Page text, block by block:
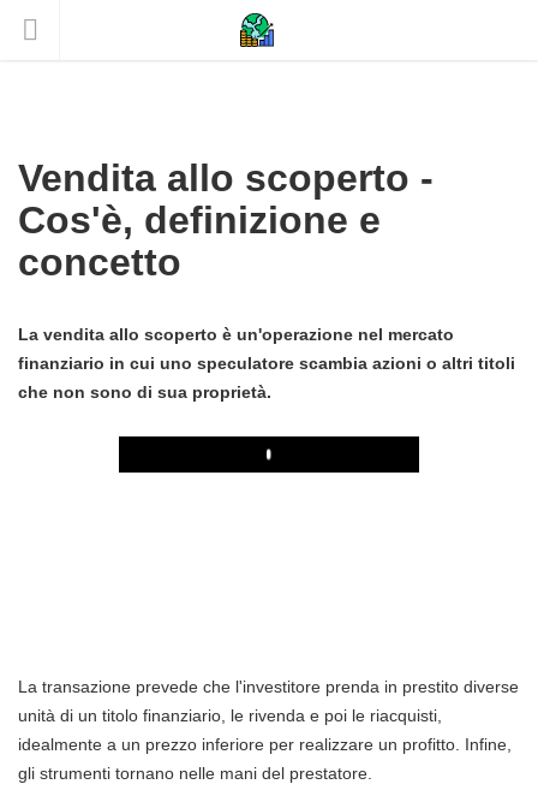
Vendita allo scoperto -
Cos'è, definizione e
concetto
La vendita allo scoperto è un'operazione nel mercato
finanziario in cui uno speculatore scambia azioni o altri titoli
che non sono di sua proprietà.
Play
La transazione prevede che l'investitore prenda in prestito diverse
unità di un titolo finanziario, le rivenda e poi le riacquisti,
idealmente a un prezzo inferiore per realizzare un profitto. Infine,
gli strumenti tornano nelle mani del prestatore.